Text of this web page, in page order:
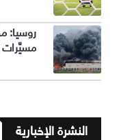
مسيَّرات
النشرة الإخبارية